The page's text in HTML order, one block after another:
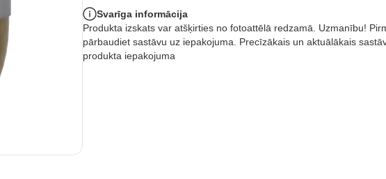
Svarīga informācija
Produkta izskats var atšķirties no fotoattēlā redzamā. Uzmanību!
pārbaudiet sastāvu uz iepakojuma. Precīzākais un aktuālākais
produkta iepakojuma